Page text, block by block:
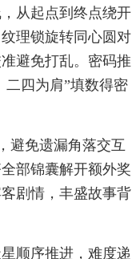
从起点到终点绕开
理锁旋转同心圆对
避免打乱。密码推
二四为肩”填数得密
避免遗漏角落交互
部锦囊解开额外奖
剧情，丰盛故事背
顺序推进，难度递